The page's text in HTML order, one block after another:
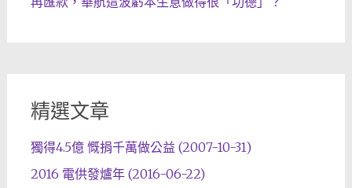
精選文章
獨得4.5億 慨捐千萬做公益 (2007-10-31)
2016 電供發爐年 (2016-06-22)